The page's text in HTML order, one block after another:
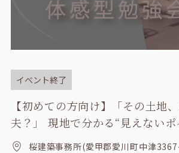
イベント終了
【初めての方向け】「その土地
夫？」 現地で分かる“見えない
土地探し勉強会
桜建築事務所(愛甲郡愛川町中津